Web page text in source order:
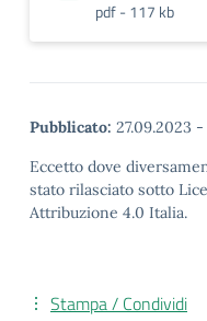
pdf - 117 kb
Pubblicato: 27.09.2023 -
Eccetto dove
stato rilasciato sotto
Attribuzione 4.0 Italia.
Stampa / Condividi